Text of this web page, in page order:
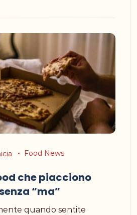
Food News
che piacciono
“ma”
quando sentite